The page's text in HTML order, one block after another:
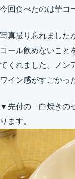
今回食べたのは華コ
写真撮り忘れました
コール飲めないこと
てくれました。ノン
ワイン感がすごかっ
▼先付の「白焼きの
ります。